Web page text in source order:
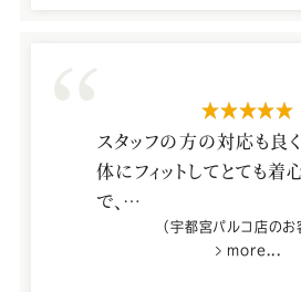
スタッフの方の対応も良
体にフィットしてとても
で、
作ってよかったと思います
念なのが、スカートにポケ
（宇都宮パルコ店のお
more...